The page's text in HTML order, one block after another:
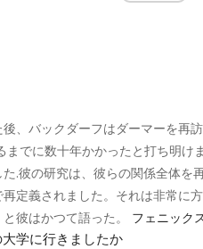
、バックダーフはダーマーを再
までに数十年かかったと打ち明
.彼の研究は、彼らの関係全体を
再定義されました。それは非常に
彼はかつて語った。 フェニック
学に行きましたか